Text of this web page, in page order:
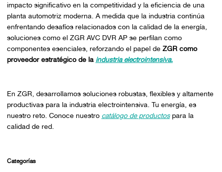
impacto significativo en la competitividad y la eficiencia de una
planta automotriz moderna. A medida que la industria continúa
enfrentando desafíos relacionados con la calidad de la energía,
soluciones como el ZGR AVC DVR AP se perfilan como
componentes esenciales, reforzando el papel de ZGR como
proveedor estratégico de la industria electrointensiva.
En ZGR, desarrollamos soluciones robustas, flexibles y altamente
productivas para la industria electrointensiva. Tu energía, es
nuestro reto. Conoce nuestro catálogo de productospara la
calidad de red.
Categorías